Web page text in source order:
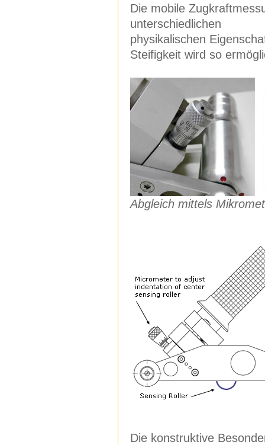
Die mobile
unterschiedlichen
physikalischen
Steifigkeit wird so
Abgleich mittels
Die konstruktive